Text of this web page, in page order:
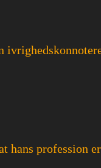
hans profession